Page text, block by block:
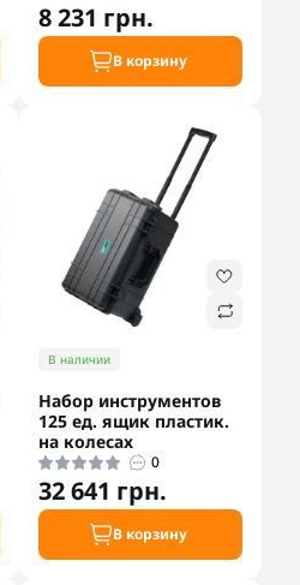
8 231 грн.
В корзину
В наличии
Набор инструментов
125 ед. ящик пластик.
на колесах
0
32 641 грн.
В корзину